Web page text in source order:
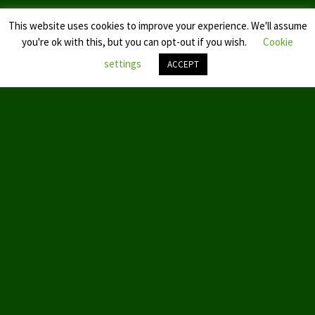
This website uses cookies to improve your experience. We'll assume
you're ok with this, but you can opt-out if you wish.
Cookie
settings
ACCEPT